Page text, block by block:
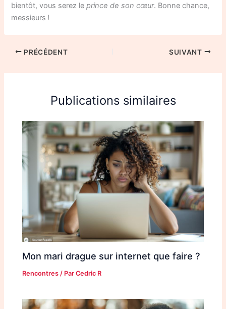
bientôt, vous serez leprince de son cœur. Bonne chance,
messieurs !
PRÉCÉDENT SUIVANT
Publications similaires
Mon mari drague sur internet que faire ?
Rencontres / ParCedric R